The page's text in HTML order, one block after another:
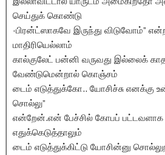
செய்துக் கொண்டு
·பிரன்ட்ஸாகவே இருந்து விடுவோம்”
மாதிரியெல்லாம்
கால்குலேட் பன்னி வருவது இல்லைக்
வேண்டுமென்றால் கொஞ்சம்
டைம் எடுத்துக்கோ.. யோசிச்சு எனக்கு
சொல்லு”
என்றேன்.என் பேச்சில் கோபப் பட்டவளாக
எதுக்கெடுத்தாலும்
டைம் எடுத்துக்கிட்டு யோசின்னு